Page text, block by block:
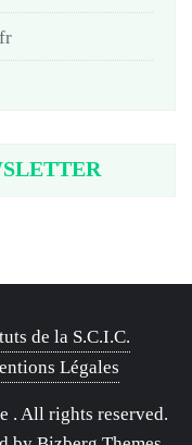
de la S.C.I.C.
Légales
. All rights reserved.